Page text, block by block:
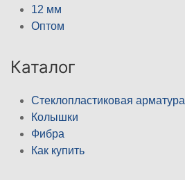
12 мм
Оптом
Каталог
Стеклопластиковая арматура
Колышки
Фибра
Как купить